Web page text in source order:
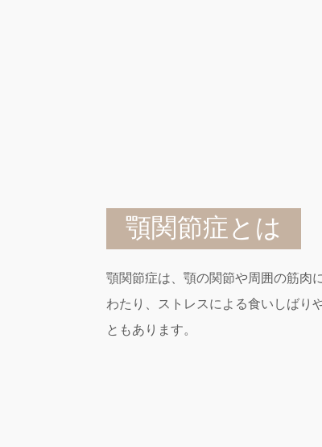
顎関節症とは
顎関節症は、顎の関節や周囲の筋肉
わたり、ストレスによる食いしばり
ともあります。